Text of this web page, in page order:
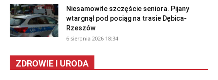
Niesamowite szczęście seniora. Pijany
wtargnął pod pociąg na trasie Dębica-
Rzeszów
6 sierpnia 2026 18:34
ZDROWIE I URODA